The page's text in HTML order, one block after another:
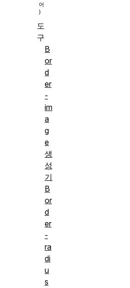
도
구
B
or
d
er
-
im
a
g
e
생
성
기
B
or
d
er
-
ra
di
u
s